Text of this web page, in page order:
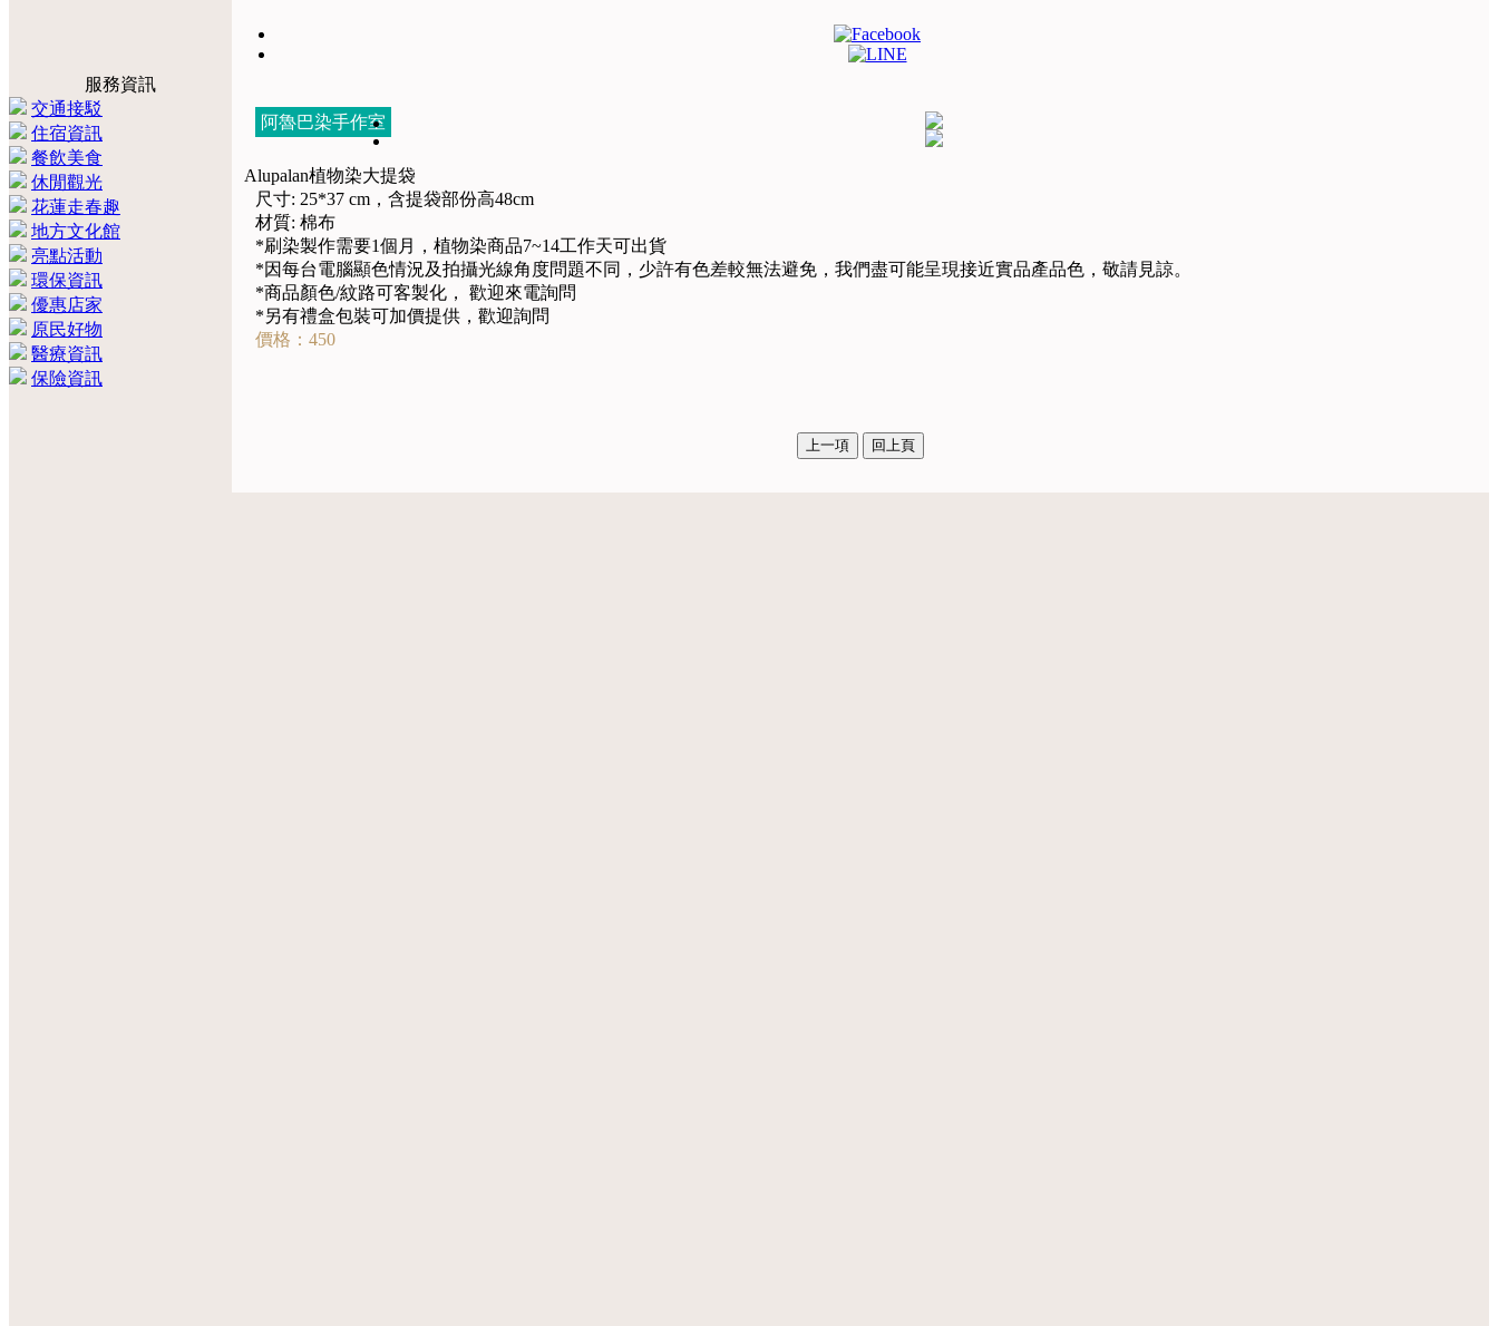
服務資訊
交通接駁
住宿資訊
餐飲美食
休閒觀光
花蓮走春趣
地方文化館
亮點活動
環保資訊
優惠店家
原民好物
醫療資訊
保險資訊
阿魯巴染手作室
Alupalan植物染大提袋
尺寸: 25*37 cm，含提袋部份高48cm
材質: 棉布
*刷染製作需要1個月，植物染商品7~14工作天可出貨
*因每台電腦顯色情況及拍攝光線角度問題不同，少許有色差較無法避免，我們盡可能呈現接近實品產品色，敬請見諒。
*商品顏色/紋路可客製化， 歡迎來電詢問
*另有禮盒包裝可加價提供，歡迎詢問
價格：450